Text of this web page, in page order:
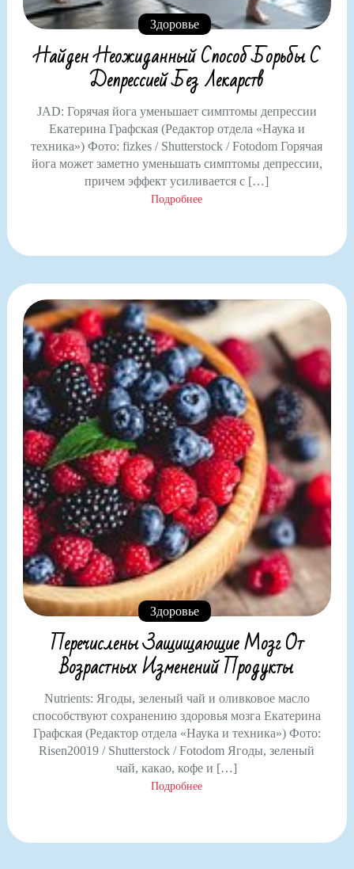
Здоровье
Найден Неожиданный Способ Борьбы С
Депрессией Без Лекарств
JAD: Горячая йога уменьшает симптомы депрессии
Екатерина Графская (Редактор отдела «Наука и
техника») Фото: fizkes / Shutterstock / Fotodom Горячая
йога может заметно уменьшать симптомы депрессии,
причем эффект усиливается с […]
Подробнее
Здоровье
Перечислены Защищающие Мозг От
Возрастных Изменений Продукты
Nutrients: Ягоды, зеленый чай и оливковое масло
способствуют сохранению здоровья мозга Екатерина
Графская (Редактор отдела «Наука и техника») Фото:
Risen20019 / Shutterstock / Fotodom Ягоды, зеленый
чай, какао, кофе и […]
Подробнее